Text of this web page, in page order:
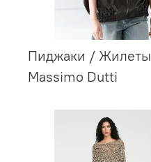
Пиджаки / Жилеты
Massimo Dutti